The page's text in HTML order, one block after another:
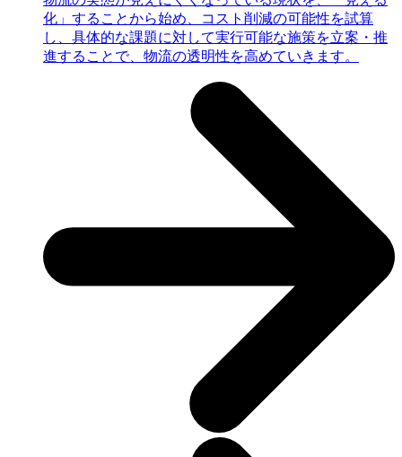
化」することから始め、コスト削減の可能性を試算
し、具体的な課題に対して実行可能な施策を立案・推
進することで、物流の透明性を高めていきます。